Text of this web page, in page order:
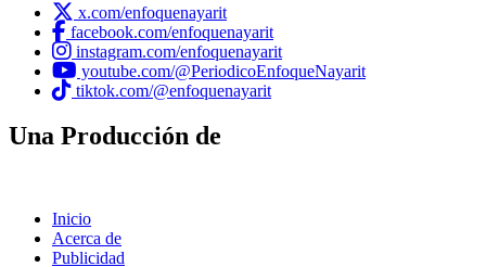
x.com/enfoquenayarit
facebook.com/enfoquenayarit
instagram.com/enfoquenayarit
youtube.com/@PeriodicoEnfoqueNayarit
tiktok.com/@enfoquenayarit
Una Producción de
Inicio
Acerca de
Publicidad